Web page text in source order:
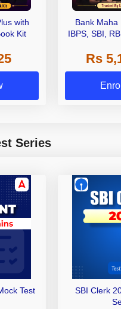
with
Kit
Bank Maha
IBPS, SBI,
Other Grade
Rs
Series
Test
SBI Clerk